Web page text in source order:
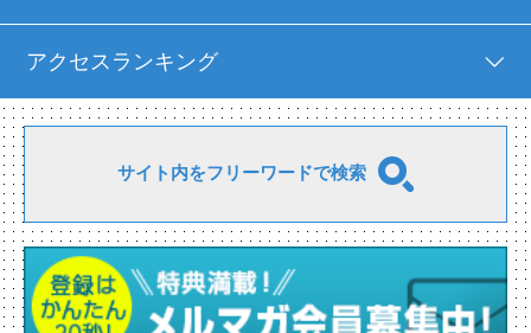
アクセスランキング
サイト内をフリーワードで検索